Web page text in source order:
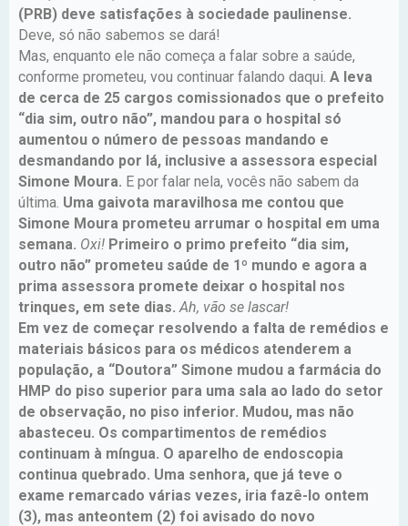
(PRB) deve satisfações à sociedade paulinense.
Deve, só não sabemos se dará!
Mas, enquanto ele não começa a falar sobre a saúde,
conforme prometeu, vou continuar falando daqui. A leva
de cerca de 25 cargos comissionados que o prefeito
“dia sim, outro não”, mandou para o hospital só
aumentou o número de pessoas mandando e
desmandando por lá, inclusive a assessora especial
Simone Moura. E por falar nela, vocês não sabem da
última. Uma gaivota maravilhosa me contou que
Simone Moura prometeu arrumar o hospital em uma
semana. Oxi! Primeiro o primo prefeito “dia sim,
outro não” prometeu saúde de 1º mundo e agora a
prima assessora promete deixar o hospital nos
trinques, em sete dias. Ah, vão se lascar!
Em vez de começar resolvendo a falta de remédios e
materiais básicos para os médicos atenderem a
população, a “Doutora” Simone mudou a farmácia do
HMP do piso superior para uma sala ao lado do setor
de observação, no piso inferior. Mudou, mas não
abasteceu. Os compartimentos de remédios
continuam à míngua. O aparelho de endoscopia
continua quebrado. Uma senhora, que já teve o
exame remarcado várias vezes, iria fazê-lo ontem
(3), mas anteontem (2) foi avisado do novo